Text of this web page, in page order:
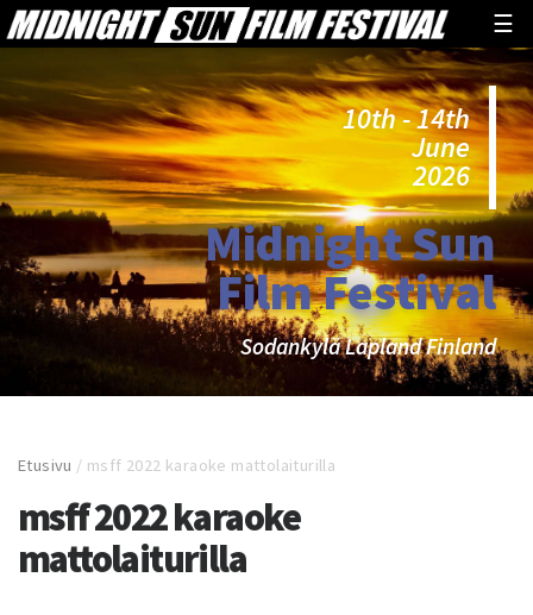
☰
10th - 14th
June
2026
Midnight Sun
Film Festival
Sodankylä Lapland Finland
Etusivu / msff 2022 karaoke mattolaiturilla
msff 2022 karaoke
mattolaiturilla